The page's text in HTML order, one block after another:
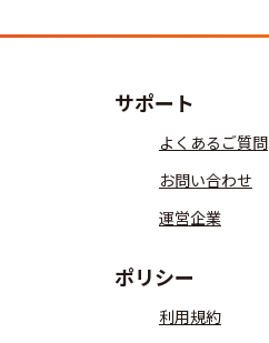
サポート
よくあるご質問
お問い合わせ
運営企業
ポリシー
利用規約